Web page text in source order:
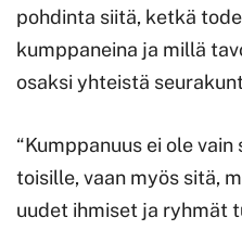
pohdinta siitä, ketkä
kumppaneina ja millä
osaksi yhteistä
“Kumppanuus ei ole
toisille, vaan myös sitä,
uudet ihmiset ja ryhmät